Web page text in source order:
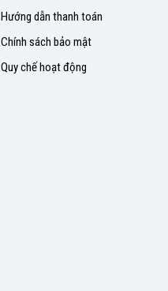
Hướng dẫn thanh toán
Chính sách bảo mật
Quy chế hoạt động